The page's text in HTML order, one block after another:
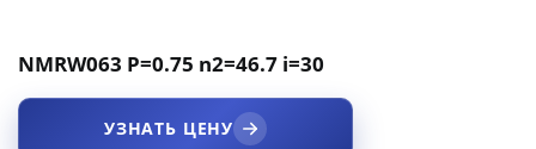
NMRW063 P=0.75 n2=46.7 i=30
УЗНАТЬ ЦЕНУ